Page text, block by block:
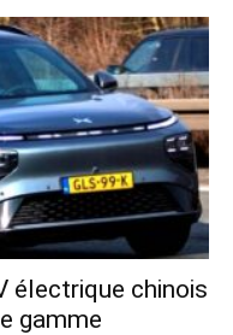
électrique chinois
gamme